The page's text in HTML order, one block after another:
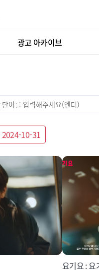
광고 아카이브
10-31
요기요 : 요